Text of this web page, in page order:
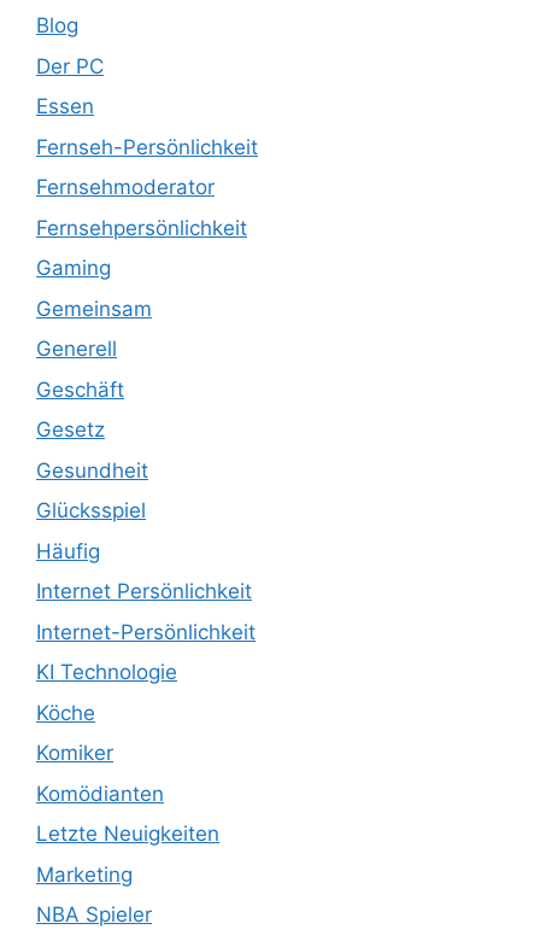
Blog
Der PC
Essen
Fernseh-Persönlichkeit
Fernsehmoderator
Fernsehpersönlichkeit
Gaming
Gemeinsam
Generell
Geschäft
Gesetz
Gesundheit
Glücksspiel
Häufig
Internet Persönlichkeit
Internet-Persönlichkeit
KI Technologie
Köche
Komiker
Komödianten
Letzte Neuigkeiten
Marketing
NBA Spieler